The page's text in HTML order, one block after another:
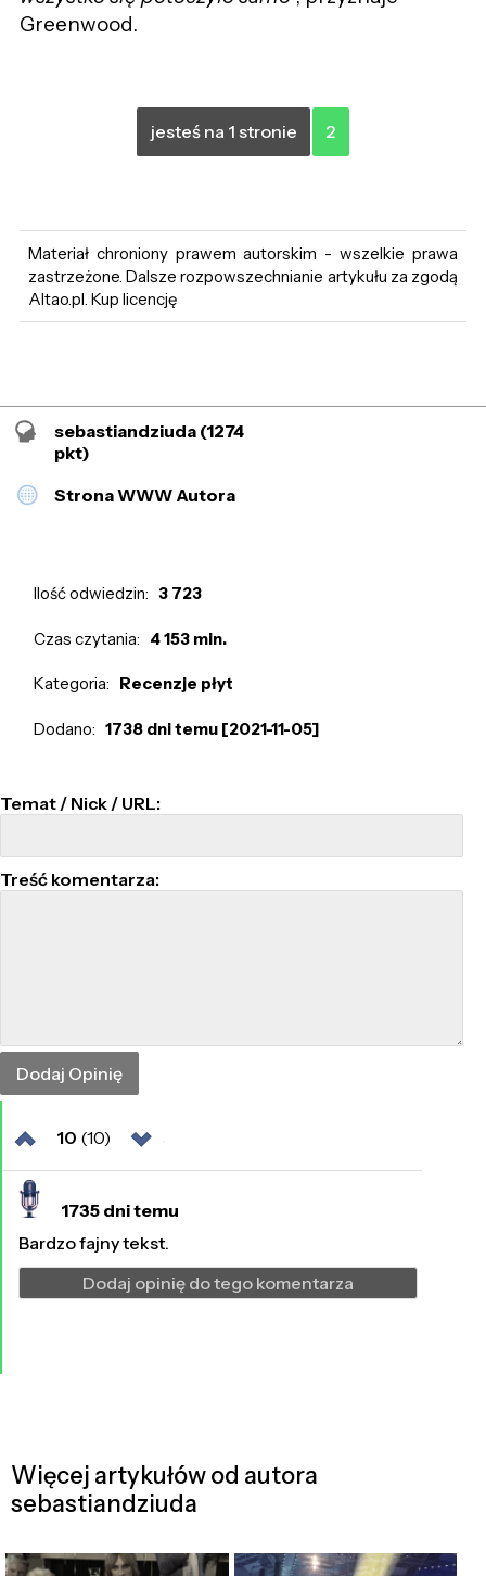
Greenwood.
jesteś na 1 stronie 2
Materiał chroniony prawem autorskim - wszelkie prawa
zastrzeżone. Dalsze rozpowszechnianie artykułu za zgodą
Altao.pl. Kup licencję
sebastiandziuda (1274
pkt)
Strona WWW Autora
Ilość odwiedzin: 3 723
Czas czytania: 4 153 min.
Kategoria: Recenzje płyt
Dodano: 1738 dni temu [2021-11-05]
Temat / Nick / URL:
Treść komentarza:
10 (10)
1735 dni temu
Bardzo fajny tekst.
Dodaj opinię do tego komentarza
Więcej artykułów od autora
sebastiandziuda